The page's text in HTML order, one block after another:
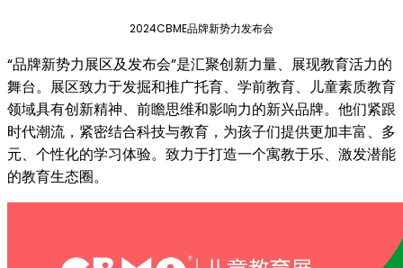
2024CBME品牌新势力发布会
“品牌新势力展区及发布会”是汇聚创新力量、展现教育活力的
舞台。展区致力于发掘和推广托育、学前教育、儿童素质教育
领域具有创新精神、前瞻思维和影响力的新兴品牌。他们紧跟
时代潮流，紧密结合科技与教育，为孩子们提供更加丰富、多
元、个性化的学习体验。致力于打造一个寓教于乐、激发潜能
的教育生态圈。